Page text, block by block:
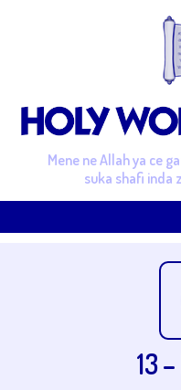
Mene ne Allah ya ce
suka shafi inda
13